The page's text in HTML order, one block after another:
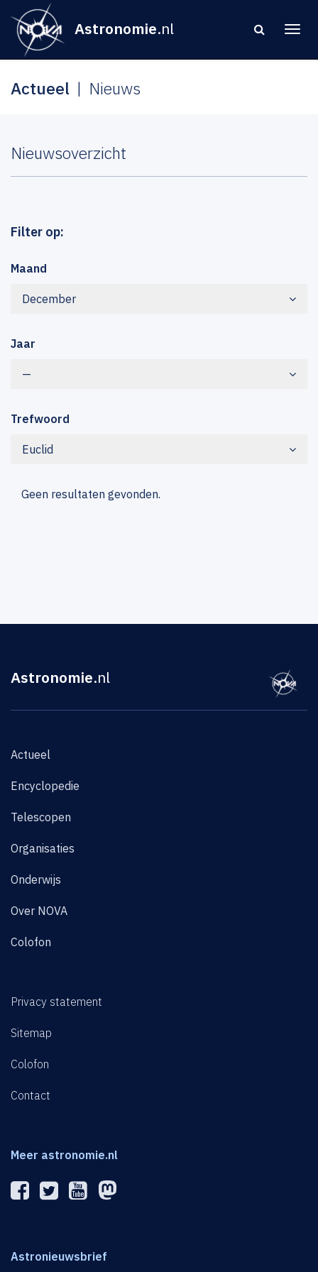
Astronomie.nl
Actueel Nieuws
Nieuwsoverzicht
Filter op:
Maand
December
Jaar
—
Trefwoord
Euclid
Geen resultaten gevonden.
Astronomie.nl
Actueel
Encyclopedie
Telescopen
Organisaties
Onderwijs
Over NOVA
Colofon
Privacy statement
Sitemap
Colofon
Contact
Meer astronomie.nl
Astronieuwsbrief